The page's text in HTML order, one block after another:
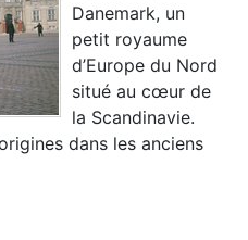
Danemark, un
petit royaume
d’Europe du Nord
situé au cœur de
la Scandinavie.
dans les anciens